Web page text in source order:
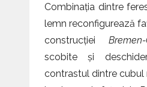
Combinația dintre
lemn reconfigurează
construcției
scobite și
contrastul dintre cubul